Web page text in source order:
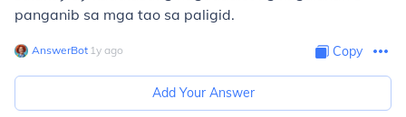
panganib sa mga tao sa paligid.
AnswerBot∙ 1y ago Copy
Add Your Answer